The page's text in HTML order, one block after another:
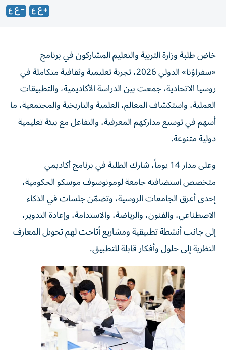
«سفراؤنا» الدولي 2026، تجربة تعليمية وثقافية متكاملة في
روسيا الاتحادية، جمعت بين الدراسة الأكاديمية، والتطبيقات
العملية، واستكشاف المعالم، العلمية والتاريخية والمجتمعية، ما
أسهم في توسيع مداركهم المعرفية، والتفاعل مع بيئة تعليمية
دولية متنوعة.
وعلى مدار 14 يوماً، شارك الطلبة في برنامج أكاديمي
متخصص استضافته جامعة لومونوسوف موسكو الحكومية،
إحدى أعرق الجامعات الروسية، وتضمّن جلسات في الذكاء
الاصطناعي، والفنون، والرياضة، والاستدامة، وإعادة التدوير،
إلى جانب أنشطة تطبيقية ومشاريع أتاحت لهم تحويل المعارف
النظرية إلى حلول وأفكار قابلة للتطبيق.